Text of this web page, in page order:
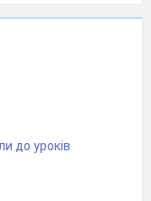
У
друзі,
його сім'я, але
позбавлений
жанр.
Пушкін
вірші. Свій
асоціював з
до уроків